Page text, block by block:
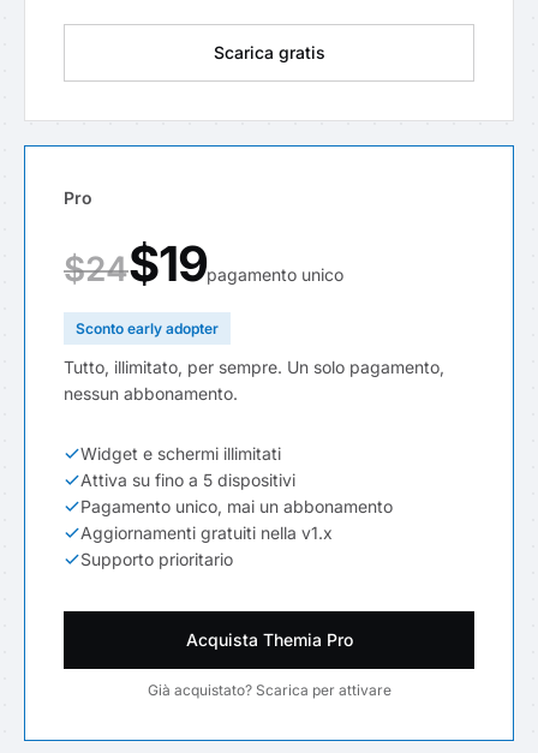
Scarica gratis
Pro
$24$19pagamento unico
Sconto early adopter
Tutto, illimitato, per sempre. Un solo pagamento,
nessun abbonamento.
Widget e schermi illimitati
Attiva su fino a 5 dispositivi
Pagamento unico, mai un abbonamento
Aggiornamenti gratuiti nella v1.x
Supporto prioritario
Acquista Themia Pro
Già acquistato? Scarica per attivare